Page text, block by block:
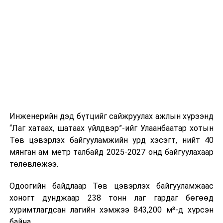
өдөр тутмын ажлын бэлэн байдлыг хангах зэрэг
практик ур чадварыг сургалтын хөтөлбөрт тусгажээ.
Сургалтыг танилцуулах лекц, асуулт-хариулт,
жишээнд суурилсан сургалт, багаар ажиллах дасгал,
танилцах, онцгой нөхцөлд ажиллах дадлага зэрэг
онол, практик хосолсон хэлбэрээр зохион байгуулж
байна.
Инженерийн дэд бүтцийг сайжруулах ажлын хүрээнд
“Лаг хатаах, шатаах үйлдвэр”-ийг Улаанбаатар хотын
Төв цэвэрлэх байгууламжийн урд хэсэгт, нийт 40
мянган ам метр талбайд 2025-2027 онд байгуулахаар
төлөвлөжээ.
Одоогийн байдлаар Төв цэвэрлэх байгууламжаас
хоногт дунджаар 238 тонн лаг гардаг бөгөөд
хуримтлагдсан лагийн хэмжээ 843,200 м³-д хүрсэн